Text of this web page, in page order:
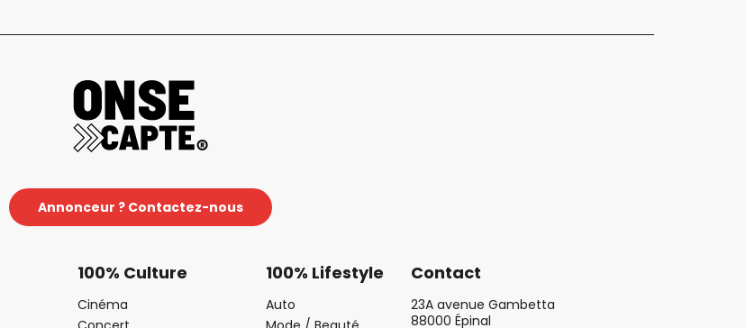
Annonceur ? Contactez-nous
100% Culture
Cinéma
100% Lifestyle
Auto
Contact
23A avenue Gambetta
88000 Épinal